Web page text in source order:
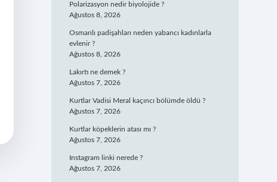
Polarizasyon nedir biyolojide ?
Ağustos 8, 2026
Osmanlı padişahları neden yabancı kadınlarla
evlenir ?
Ağustos 8, 2026
Lakırtı ne demek ?
Ağustos 7, 2026
Kurtlar Vadisi Meral kaçıncı bölümde öldü ?
Ağustos 7, 2026
Kurtlar köpeklerin atası mı ?
Ağustos 7, 2026
Instagram linki nerede ?
Ağustos 7, 2026